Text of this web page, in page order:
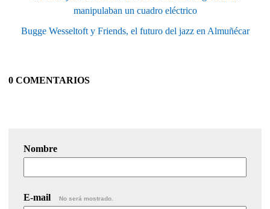
manipulaban un cuadro eléctrico
Bugge Wesseltoft y Friends, el futuro del jazz en Almuñécar
0 COMENTARIOS
Nombre
E-mail No será mostrado.